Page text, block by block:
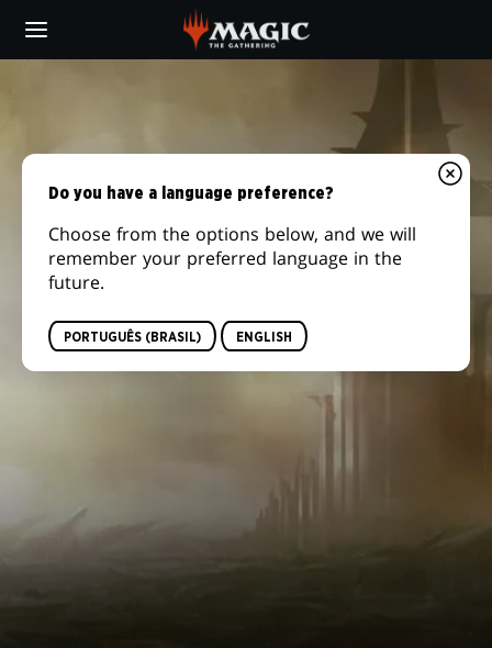
main
Do you have a language preference?
Choose from the options below, and we will
remember your preferred language in the
future.
PORTUGUÊS (BRASIL) ENGLISH